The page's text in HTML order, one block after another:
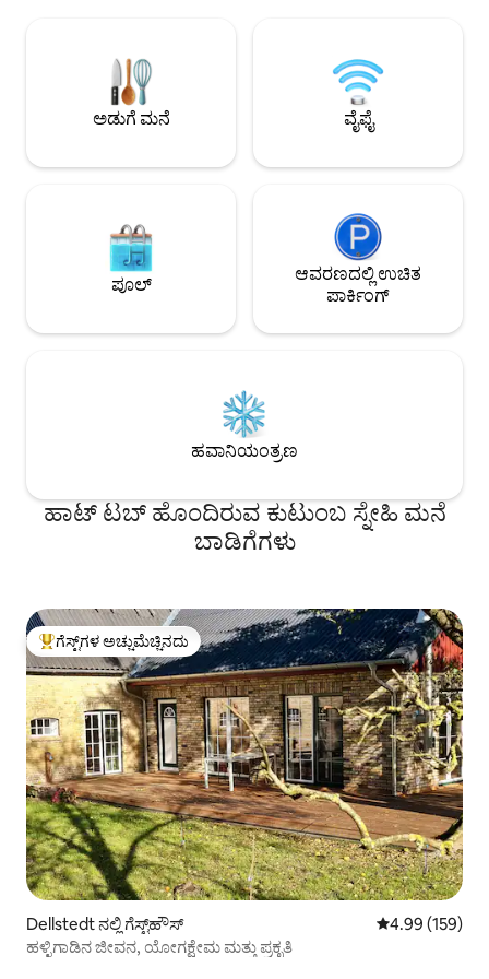
ಕಾಲ್ಪನಿಕತೆಯು ಎಲ್ಲವೂ ಹೊಳೆಯುತ್ತದೆ ಮತ್ತು
ವಿನಂತಿಯ ಮೇರೆಗೆ ಹಾಸಿಗೆಗಳನ್ನು ಮಾಡುತ್ತದೆ ಎಂದು
ಖಚಿತಪಡಿಸುತ್ತದೆ.
ವಾಷಿಂಗ್ ಮೆಷಿನ್ ಮತ್ತು
ಬಳಸಬಹುದು.
ಅಡುಗೆ ಮನೆ ವೈಫೈ
ಪೂಲ್
ಆವರಣದಲ್ಲಿ ಉಚಿತ
ಪಾರ್ಕಿಂಗ್
ಹವಾನಿಯಂತ್ರಣ
ಹಾಟ್ ಟಬ್ ಹೊಂದಿರುವ ಕುಟುಂಬ ಸ್ನೇಹಿ ಮನೆ
ಬಾಡಿಗೆಗಳು
ಗೆಸ್ಟ್‌ಗಳಿಗೆ ಅತಿ ಹೆಚ್ಚು ಅಚ್ಚುಮೆಚ್ಚಿನದು
ಗೆಸ್ಟ್‌ಗಳ ಅಚ್ಚುಮೆಚ್ಚಿನದು
Dellstedt ನಲ್ಲಿ ಗೆಸ್ಟ್‌ಹೌಸ್ 5 ರಲ್ಲಿ 4.99
4.99 (159)
ಹಳ್ಳಿಗಾಡಿನ ಜೀವನ, ಯೋಗಕ್ಷೇಮ ಮತ್ತು ಪ್ರಕೃತಿ